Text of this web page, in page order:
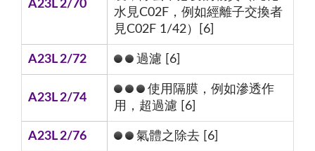
A23L 2/70
水見C02F，例如經離子交換者
見C02F 1/42）[6]
A23L 2/72 過濾 [6]
A23L 2/74
使用隔膜，例如滲透作
用，超過濾 [6]
A23L 2/76 氣體之除去 [6]